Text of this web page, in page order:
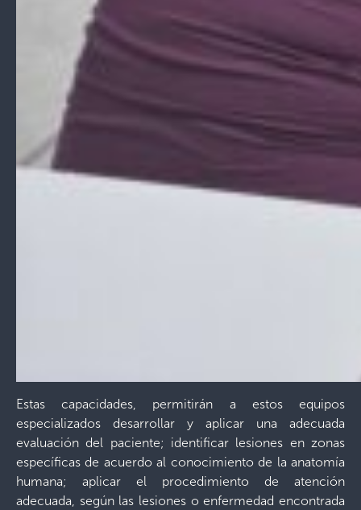
Estas capacidades, permitirán a estos equipos
especializados desarrollar y aplicar una adecuada
evaluación del paciente; identificar lesiones en zonas
específicas de acuerdo al conocimiento de la anatomía
humana; aplicar el procedimiento de atención
adecuada, según las lesiones o enfermedad encontrada